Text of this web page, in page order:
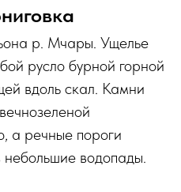
р. Мчары. Ущелье
русло бурной горной
вдоль скал. Камни
а речные пороги
водопады.